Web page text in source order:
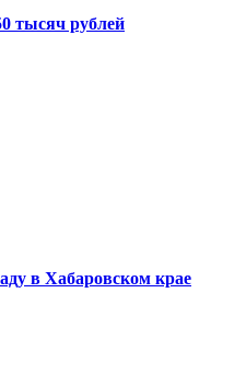
тысяч рублей
в Хабаровском крае